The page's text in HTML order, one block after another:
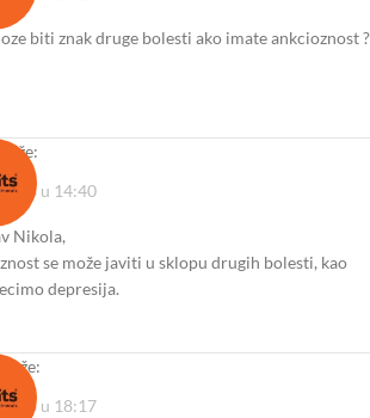
biti znak druge bolesti ako imate ankcioznost ?
kaže:
u 14:40
Nikola,
se može javiti u sklopu drugih bolesti, kao
depresija.
kaže:
u 18:17